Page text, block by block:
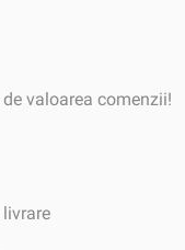
valoarea comenzii!